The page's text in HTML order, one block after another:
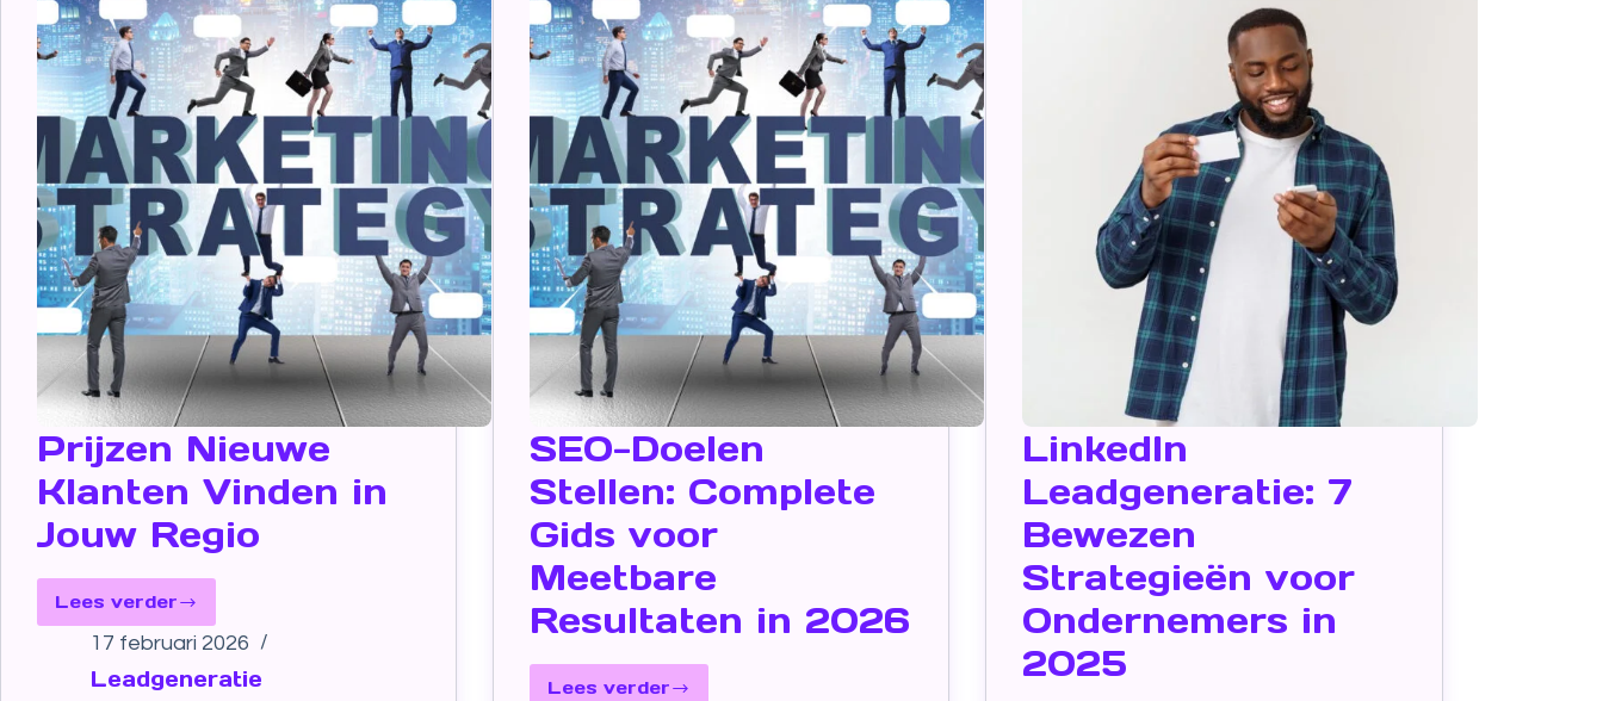
Prijzen Nieuwe
Klanten Vinden in
Jouw Regio
Lees verder
17 februari 2026
Leadgeneratie
SEO-Doelen
Stellen: Complete
Gids voor
Meetbare
Resultaten in 2026
Lees verder
LinkedIn
Leadgeneratie: 7
Bewezen
Strategieën voor
Ondernemers in
2025